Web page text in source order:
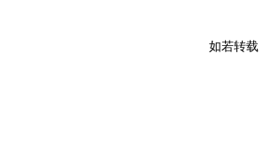
如若转载